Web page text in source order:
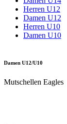
Herren U12
Damen U12
Herren U10
Damen U10
Damen U12/U10
Mutschellen Eagles